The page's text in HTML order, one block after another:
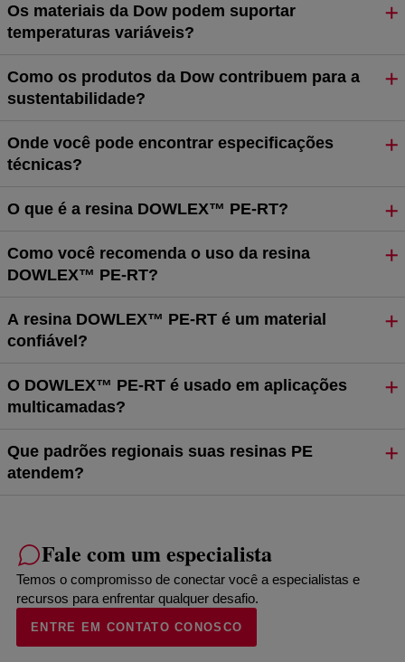
Os materiais da Dow podem suportar
temperaturas variáveis?
Como os produtos da Dow contribuem para a
sustentabilidade?
Onde você pode encontrar especificações
técnicas?
O que é a resina DOWLEX™ PE-RT?
Como você recomenda o uso da resina
DOWLEX™ PE-RT?
A resina DOWLEX™ PE-RT é um material
confiável?
O DOWLEX™ PE-RT é usado em aplicações
multicamadas?
Que padrões regionais suas resinas PE
atendem?
Fale com um especialista
Temos o compromisso de conectar você a especialistas e
recursos para enfrentar qualquer desafio.
ENTRE EM CONTATO CONOSCO